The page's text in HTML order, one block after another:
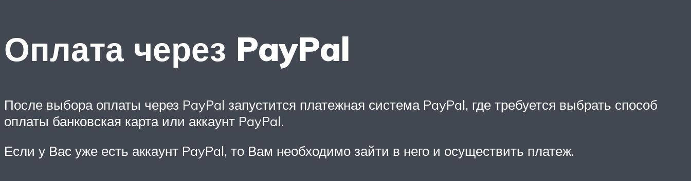
Оплата через PayPal
После выбора оплаты через PayPal запустится платежная система PayPal, где требуется выбрать способ
оплаты банковская карта или аккаунт PayPal.
Если у Вас уже есть аккаунт PayPal, то Вам необходимо зайти в него и осуществить платеж.